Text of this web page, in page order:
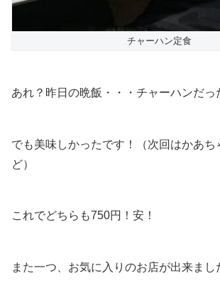
チャーハン定食
あれ？昨日の晩飯・・・チャーハンだっ
でも美味しかったです！（次回はかあち
ど）
これでどちらも750円！安！
また一つ、お気に入りのお店が出来まし